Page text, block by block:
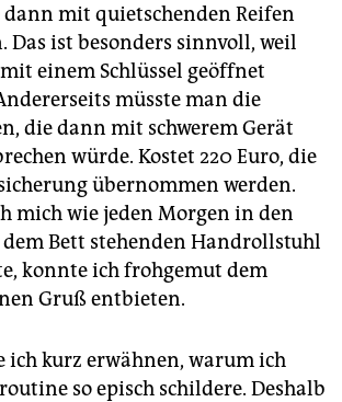
mit quietschenden Reifen
ist besonders sinnvoll, weil
einem Schlüssel geöffnet
müsste man die
die dann mit schwerem Gerät
würde. Kostet 220 Euro, die
übernommen werden.
mich wie jeden Morgen in den
Bett stehenden Handrollstuhl
konnte ich frohgemut dem
Gruß entbieten.
ich kurz erwähnen, warum ich
so episch schildere. Deshalb